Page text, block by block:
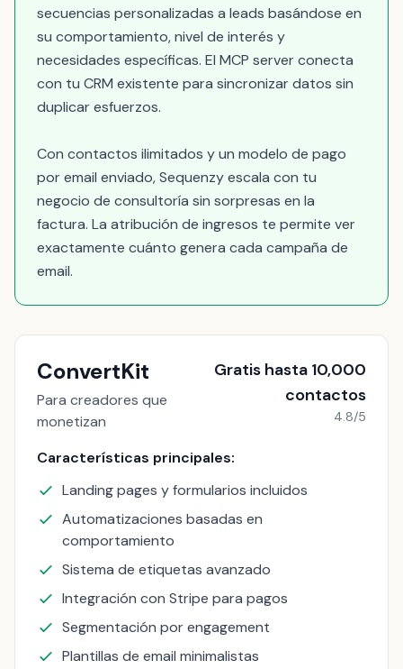
secuencias personalizadas a leads basándose en
su comportamiento, nivel de interés y
necesidades específicas. El MCP server conecta
con tu CRM existente para sincronizar datos sin
duplicar esfuerzos.
Con contactos ilimitados y un modelo de pago
por email enviado, Sequenzy escala con tu
negocio de consultoría sin sorpresas en la
factura. La atribución de ingresos te permite ver
exactamente cuánto genera cada campaña de
email.
ConvertKit
Para creadores que
monetizan
Gratis hasta 10,000
contactos
4.8/5
Características principales:
Landing pages y formularios incluidos
Automatizaciones basadas en
comportamiento
Sistema de etiquetas avanzado
Integración con Stripe para pagos
Segmentación por engagement
Plantillas de email minimalistas